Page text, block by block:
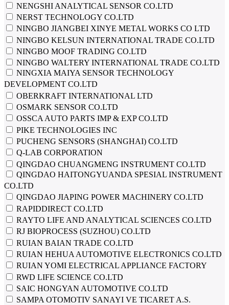
NENGSHI ANALYTICAL SENSOR CO.LTD
NERST TECHNOLOGY CO.LTD
NINGBO JIANGBEI XINYE METAL WORKS CO LTD
NINGBO KELSUN INTERNATIONAL TRADE CO.LTD
NINGBO MOOF TRADING CO.LTD
NINGBO WALTERY INTERNATIONAL TRADE CO.LTD
NINGXIA MAIYA SENSOR TECHNOLOGY
DEVELOPMENT CO.LTD
OBERKRAFT INTERNATIONAL LTD
OSMARK SENSOR CO.LTD
OSSCA AUTO PARTS IMP & EXP CO.LTD
PIKE TECHNOLOGIES INC
PUCHENG SENSORS (SHANGHAI) CO.LTD
Q-LAB CORPORATION
QINGDAO CHUANGMENG INSTRUMENT CO.LTD
QINGDAO HAITONGYUANDA SPESIAL INSTRUMENT
CO.LTD
QINGDAO JIAPING POWER MACHINERY CO.LTD
RAPIDDIRECT CO.LTD
RAYTO LIFE AND ANALYTICAL SCIENCES CO.LTD
RJ BIOPROCESS (SUZHOU) CO.LTD
RUIAN BAIAN TRADE CO.LTD
RUIAN HEHUA AUTOMOTIVE ELECTRONICS CO.LTD
RUIAN YOMI ELECTRICAL APPLIANCE FACTORY
RWD LIFE SCIENCE CO.LTD
SAIC HONGYAN AUTOMOTIVE CO.LTD
SAMPA OTOMOTIV SANAYI VE TICARET A.S.